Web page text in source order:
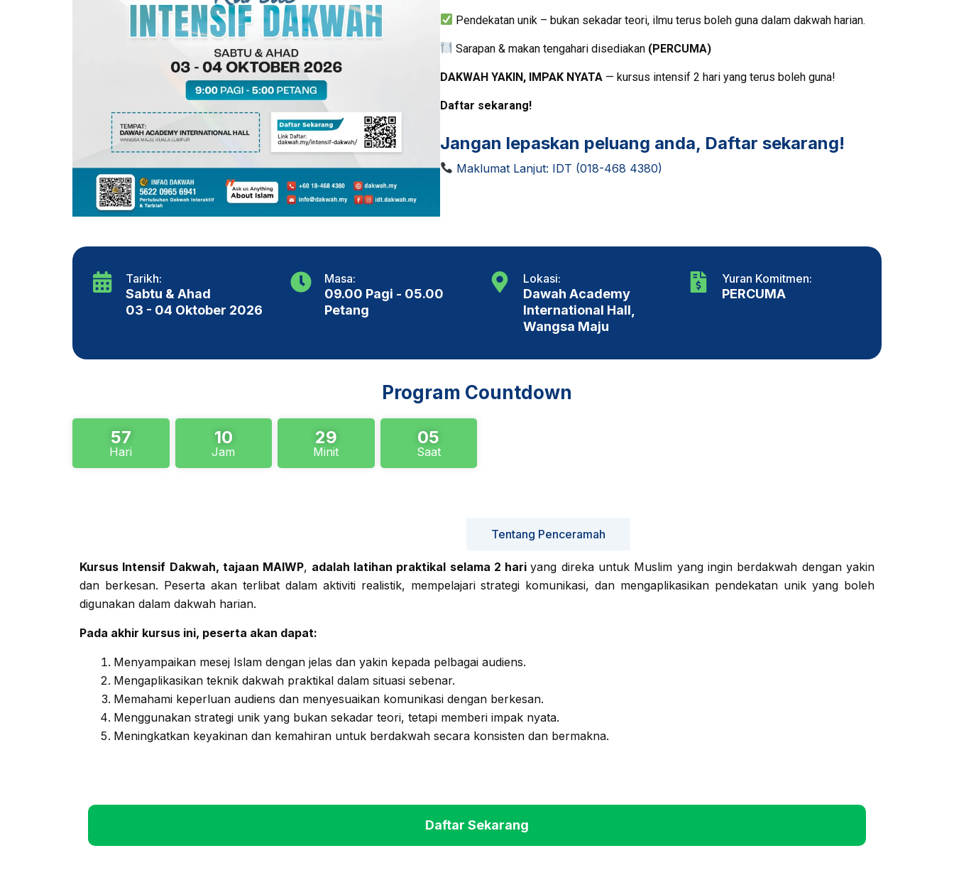
Pendekatan unik – bukan sekadar teori, ilmu terus boleh guna dalam dakwah harian.
Sarapan & makan tengahari disediakan (PERCUMA)
DAKWAH YAKIN, IMPAK NYATA — kursus intensif 2 hari yang terus boleh guna!
Daftar sekarang!
Jangan lepaskan peluang anda, Daftar sekarang!
Maklumat Lanjut: IDT (018-468 4380)
Tarikh:
Sabtu & Ahad
03 - 04 Oktober 2026
Masa:
09.00 Pagi - 05.00
Petang
Lokasi:
Dawah Academy
International Hall,
Wangsa Maju
Yuran Komitmen:
PERCUMA
Program Countdown
57
Hari
10
Jam
29
Minit
03
Saat
Tentang Penceramah
Kursus Intensif Dakwah, tajaan MAIWP, adalah latihan praktikal selama 2 hariyang direka untuk Muslim yang ingin berdakwah dengan yakin
dan berkesan. Peserta akan terlibat dalam aktiviti realistik, mempelajari strategi komunikasi, dan mengaplikasikan pendekatan unik yang boleh
digunakan dalam dakwah harian.
Pada akhir kursus ini, peserta akan dapat:
Menyampaikan mesej Islam dengan jelas dan yakin kepada pelbagai audiens.
Mengaplikasikan teknik dakwah praktikal dalam situasi sebenar.
Memahami keperluan audiens dan menyesuaikan komunikasi dengan berkesan.
Menggunakan strategi unik yang bukan sekadar teori, tetapi memberi impak nyata.
Meningkatkan keyakinan dan kemahiran untuk berdakwah secara konsisten dan bermakna.
Daftar Sekarang